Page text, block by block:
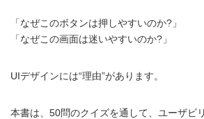
「なぜこのボタンは押しやすいのか?」
「なぜこの画面は迷いやすいのか?」
UIデザインには“理由”があります。
本書は、50問のクイズを通して、ユーザビ